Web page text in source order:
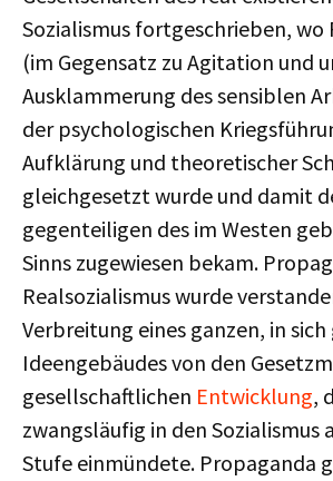
Sozialismus fortgeschrieben, wo
(im Gegensatz zu Agitation und
Ausklammerung des sensiblen
der psychologischen
Aufklärung und theoretischer
gleichgesetzt wurde und damit
gegenteiligen des im Westen
Sinns zugewiesen bekam.
Realsozialismus wurde
Verbreitung eines ganzen, in
Ideengebäudes von den
gesellschaftlichen Entwicklung,
zwangsläufig in den Sozialismus
Stufe einmündete. Propaganda